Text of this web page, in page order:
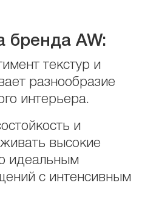
бренда AW:
текстур и
разнообразие
интерьера.
и
высокие
идеальным
с интенсивным